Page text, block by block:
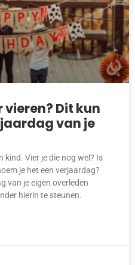
Dit kun
van je
kind. Vier je die nog wel? Is
je het een verjaardag?
van je eigen overleden
hierin te steunen.